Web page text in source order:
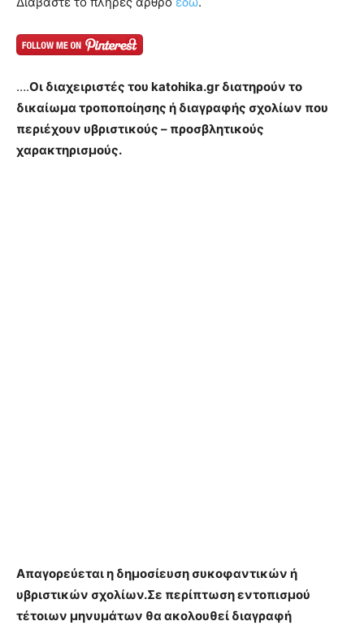
….Οι διαχειριστές του katohika.gr διατηρούν το
δικαίωμα τροποποίησης ή διαγραφής σχολίων που
περιέχουν υβριστικούς – προσβλητικούς
χαρακτηρισμούς.
Απαγορεύεται η δημοσίευση συκοφαντικών ή
υβριστικών σχολίων.Σε περίπτωση εντοπισμού
τέτοιων μηνυμάτων θα ακολουθεί διαγραφή